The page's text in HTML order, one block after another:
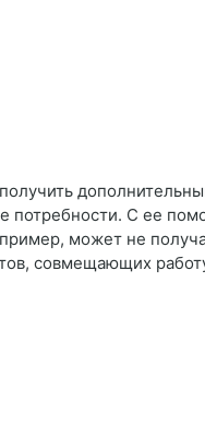
потребности. С ее
может не
совмещающих